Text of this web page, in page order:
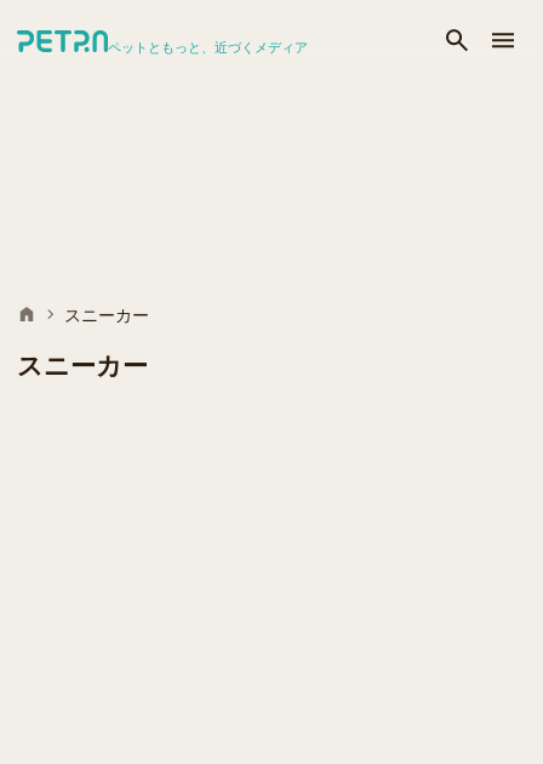
ペットともっと、近づくメディア
スニーカー
スニーカー